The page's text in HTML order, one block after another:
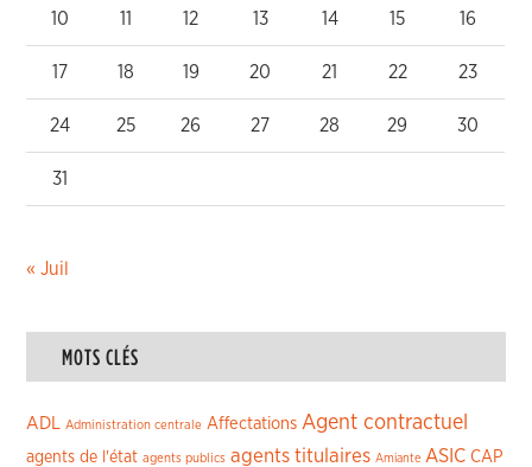
10 11 12 13 14 15 16
17 18 19 20 21 22 23
24 25 26 27 28 29 30
31
« Juil
MOTS CLÉS
ADL Administration centrale Affectations Agent contractuel
agents de l'état agents publics agents titulaires Amiante ASIC CAP